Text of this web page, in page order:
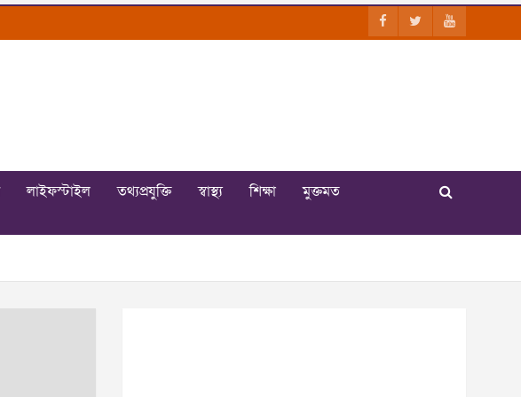
লাইফস্টাইল তথ্যপ্রযুক্তি স্বাস্থ্য শিক্ষা
মুক্তমত